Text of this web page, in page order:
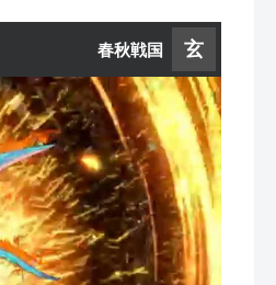
春秋戦国 玄